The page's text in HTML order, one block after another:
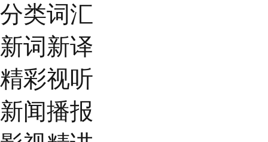
分类词汇
新词新译
精彩视听
新闻播报